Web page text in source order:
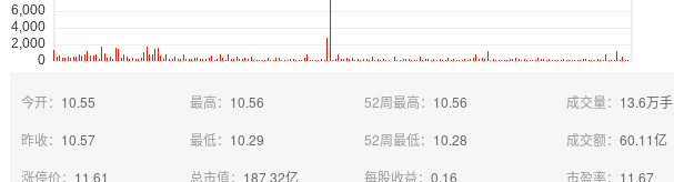
今开： 10.55 最高： 10.56 52周最高： 10.56 成交量： 13.6万手
昨收： 10.57 最低： 10.29 52周最低： 10.28 成交额： 60.11亿
涨停价： 11.61 总市值： 187.32亿 每股收益： 0.16 市盈率： 11.67